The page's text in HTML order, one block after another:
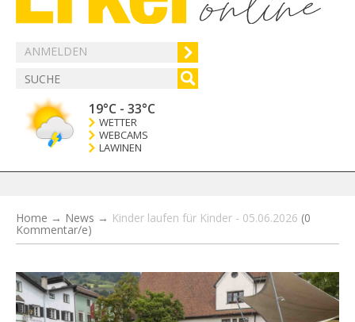
ANMELDEN
19°C - 33°C
WETTER
WEBCAMS
LAWINEN
Home → News → Kinder laufen für Kinder - 05.06.2026 (0
Kommentar/e)